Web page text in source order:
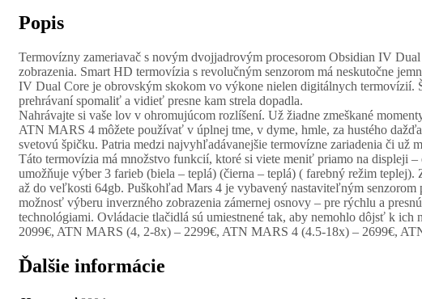
Popis
Termovízny zameriavač s novým dvojjadrovým procesorom Obsidian IV
zobrazenia. Smart HD termovízia s revolučným senzorom má neskutočne
IV Dual Core je obrovským skokom vo výkone nielen digitálnych termovízií.
prehrávaní spomaliť a vidieť presne kam strela dopadla.
Nahrávajte si vaše lov v ohromujúcom rozlíšení. Už žiadne zmeškané
ATN MARS 4 môžete používať v úplnej tme, v dyme, hmle, za hustého
svetovú špičku. Patria medzi najvyhľadávanejšie termovízne zariadenia či
Táto termovízia má množstvo funkcií, ktoré si viete meniť priamo na displeji
umožňuje výber 3 farieb (biela – teplá) (čierna – teplá) ( farebný režim
až do veľkosti 64gb. Puškohľad Mars 4 je vybavený nastaviteľným
možnosť výberu inverzného zobrazenia zámernej osnovy – pre rýchlu a
technológiami. Ovládacie tlačidlá sú umiestnené tak, aby nemohlo dôjsť k
2099€, ATN MARS (4, 2-8x) – 2299€, ATN MARS 4 (4.5-18x) – 2699€,
Ďalšie informácie